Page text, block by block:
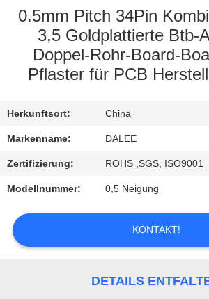
TRETEN
MIT
UNS
IN
VERBINDUNG
FORDERN
SIE
0.5mm Pitch 34Pin
3,5 Goldplattierte Btb-
Doppel-Rohr-Board-
Pflaster für PCB
Herkunftsort: China
Markenname: DALEE
Zertifizierung: ROHS ,SGS, ISO9001
Modellnummer: 0,5 Neigung
KONTAKT!
DETAILS